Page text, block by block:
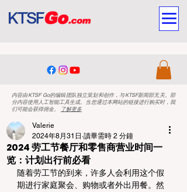
内容由KTSF Go的编辑团队独立策划和创作，与KTSF新闻部无关。部
分内容使用人工智能工具生成。当您通过本网站的链接进行购买时，我
们可能会获得佣金。
了解更多
2024 劳工节餐厅和零售商营业时间一
览：计划出行前必看
Valerie
2024年8月31日 讀畢需時 2 分鐘
随着劳工节的到来，许多人会利用这个假
期进行家庭聚会、购物或者外出用餐。然